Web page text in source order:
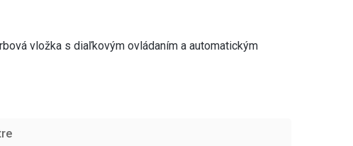
vložka s diaľkovým ovládaním a automatickým